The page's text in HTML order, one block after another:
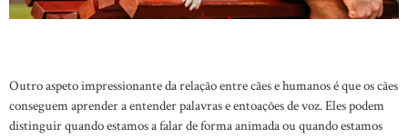
Outro aspeto impressionante da relação entre cães e humanos é que os cães
conseguem aprender a entender palavras e entoações de voz. Eles podem
distinguir quando estamos a falar de forma animada ou quando estamos